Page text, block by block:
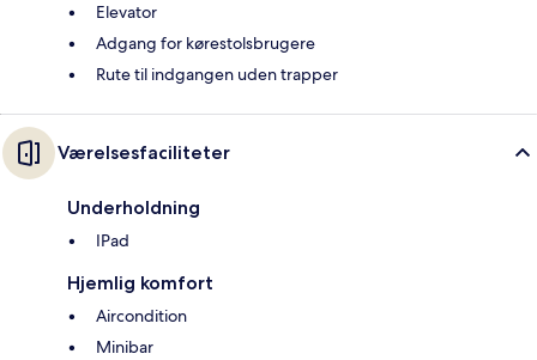
Elevator
Adgang for kørestolsbrugere
Rute til indgangen uden trapper
Værelsesfaciliteter
Underholdning
IPad
Hjemlig komfort
Aircondition
Minibar